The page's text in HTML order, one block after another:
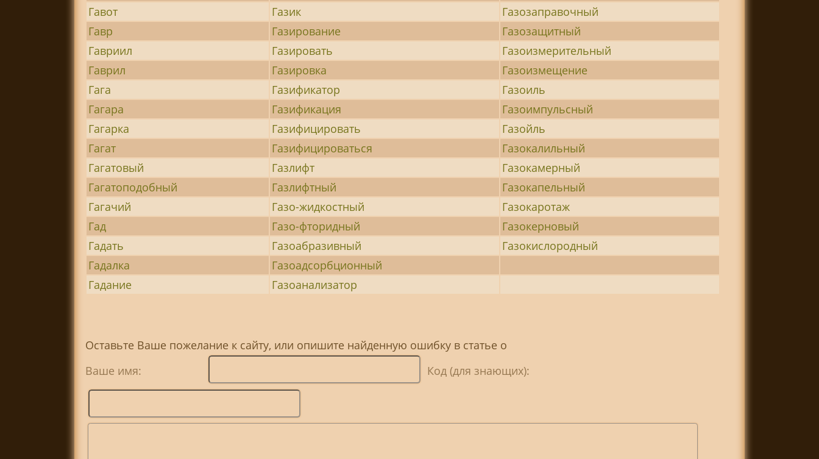
Гавот
Газик
Газозаправочный
Гавр
Газирование
Газозащитный
Гавриил
Газировать
Газоизмерительный
Гаврил
Газировка
Газоизмещение
Гага
Газификатор
Газоиль
Гагара
Газификация
Газоимпульсный
Гагарка
Газифицировать
Газойль
Гагат
Газифицироваться
Газокалильный
Гагатовый
Газлифт
Газокамерный
Гагатоподобный
Газлифтный
Газокапельный
Гагачий
Газо-жидкостный
Газокаротаж
Гад
Газо-фторидный
Газокерновый
Гадать
Газоабразивный
Газокислородный
Гадалка
Газоадсорбционный
Гадание
Газоанализатор
Оставьте Ваше пожелание к сайту, или опишите найденную ошибку в статье о
Ваше имя:
Код (для знающих):